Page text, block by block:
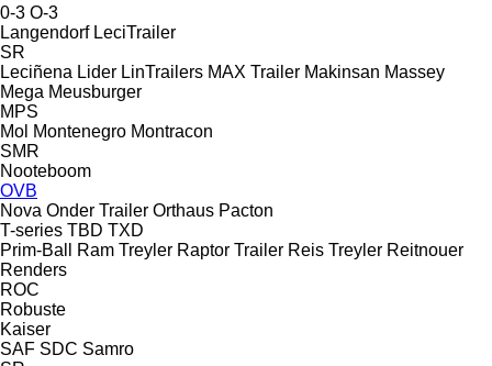
0-3 O-3
Langendorf LeciTrailer
SR
Leciñena Lider LinTrailers MAX Trailer Makinsan Massey
Mega Meusburger
MPS
Mol Montenegro Montracon
SMR
Nooteboom
OVB
Nova Onder Trailer Orthaus Pacton
T-series TBD TXD
Prim-Ball
Ram Treyler Raptor Trailer Reis Treyler Reitnouer
Renders
ROC
Robuste
Kaiser
SAF SDC Samro